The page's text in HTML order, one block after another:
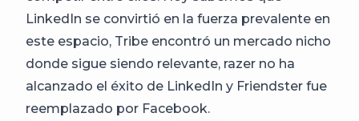
LinkedIn se convirtió en la fuerza prevalente en
este espacio, Tribe encontró un mercado nicho
donde sigue siendo relevante, razer no ha
alcanzado el éxito de LinkedIn y Friendster fue
reemplazado por Facebook.